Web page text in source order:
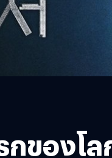
ของโ